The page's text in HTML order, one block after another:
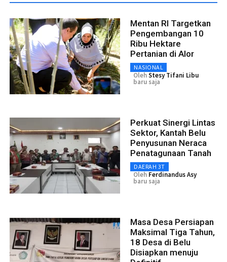
Mentan RI Targetkan
Pengembangan 10
Ribu Hektare
Pertanian di Alor
NASIONAL
OlehStesy Tifani Libu
baru saja
Perkuat Sinergi Lintas
Sektor, Kantah Belu
Penyusunan Neraca
Penatagunaan Tanah
DAERAH 3T
Oleh Ferdinandus Asy
baru saja
Masa Desa Persiapan
Maksimal Tiga Tahun,
18 Desa di Belu
Disiapkan menuju